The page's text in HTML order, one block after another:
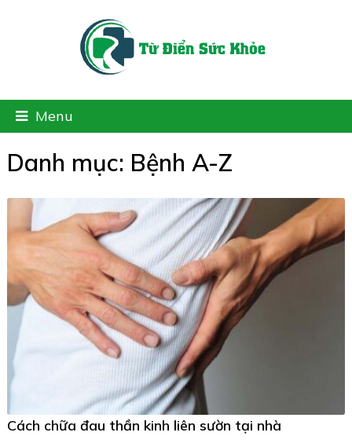
Menu
Danh mục: Bệnh A-Z
Cách chữa đau thần kinh liên sườn tại nhà